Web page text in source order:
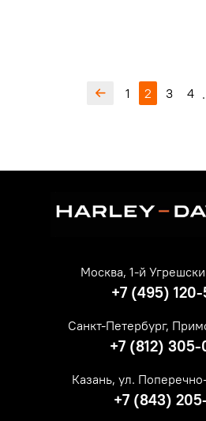
1 2 3 4
Москва, 1-й
+7 (495)
Санкт-Петербург,
+7 (812)
Казань, ул.
+7 (843)